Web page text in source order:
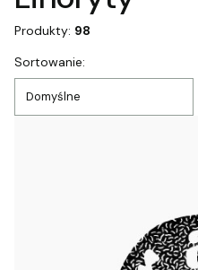
Produkty: 98
Lista produktów
Sortowanie:
Domyślne